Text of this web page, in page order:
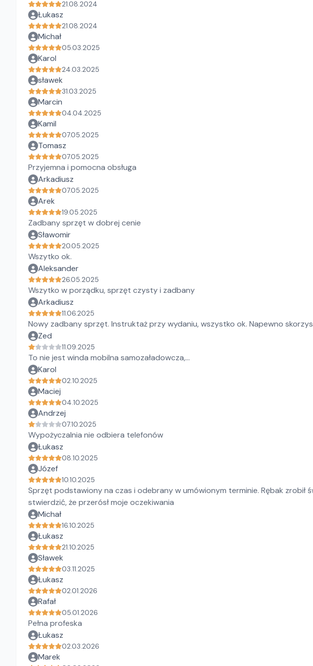
21.08.2024
Łukasz
21.08.2024
Michał
05.03.2025
Karol
24.03.2025
sławek
31.03.2025
Marcin
04.04.2025
Kamil
07.05.2025
Tomasz
07.05.2025
Przyjemna i pomocna obsługa
Arkadiusz
07.05.2025
Arek
19.05.2025
Zadbany sprzęt w dobrej cenie
Sławomir
20.05.2025
Wszytko ok.
Aleksander
26.05.2025
Wszytko w porządku, sprzęt czysty i zadbany
Arkadiusz
11.06.2025
Nowy zadbany sprzęt. Instruktaż przy wydaniu, wszystko ok. Napewno
Zed
11.09.2025
To nie jest winda mobilna samozaładowcza,...
Karol
02.10.2025
Maciej
04.10.2025
Andrzej
07.10.2025
Wypożyczalnia nie odbiera telefonów
Łukasz
08.10.2025
Józef
10.10.2025
Sprzęt podstawiony na czas i odebrany w umówionym terminie. Rębak zrobił
stwierdzić, że przerósł moje oczekiwania
Michał
16.10.2025
Łukasz
21.10.2025
Sławek
03.11.2025
Łukasz
02.01.2026
Rafał
05.01.2026
Pełna profeska
Łukasz
02.03.2026
Marek